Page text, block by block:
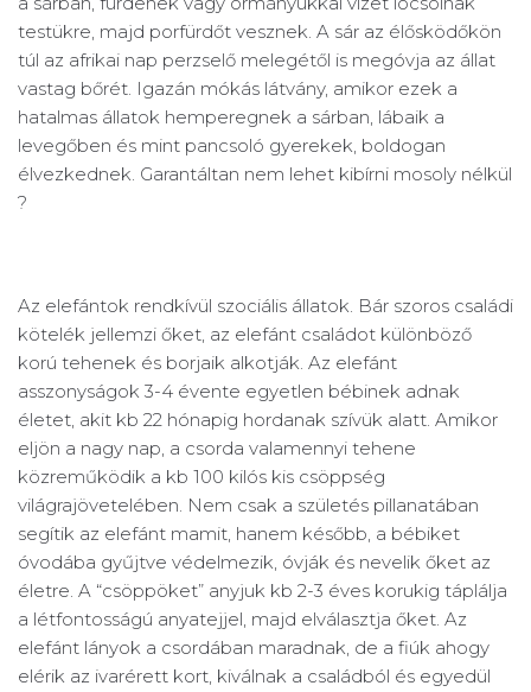
testükre, majd porfürdőt vesznek. A sár az élősködőkön
túl az afrikai nap perzselő melegétől is megóvja az állat
vastag bőrét. Igazán mókás látvány, amikor ezek a
hatalmas állatok hemperegnek a sárban, lábaik a
levegőben és mint pancsoló gyerekek, boldogan
élvezkednek. Garantáltan nem lehet kibírni mosoly nélkül
?
Az elefántok rendkívül szociális állatok. Bár szoros családi
kötelék jellemzi őket, az elefánt családot különböző
korú tehenek és borjaik alkotják. Az elefánt
asszonyságok 3-4 évente egyetlen bébinek adnak
életet, akit kb 22 hónapig hordanak szívük alatt. Amikor
eljön a nagy nap, a csorda valamennyi tehene
közreműködik a kb 100 kilós kis csöppség
világrajövetelében. Nem csak a születés pillanatában
segítik az elefánt mamit, hanem később, a bébiket
óvodába gyűjtve védelmezik, óvják és nevelik őket az
életre. A “csöppöket” anyjuk kb 2-3 éves korukig táplálja
a létfontosságú anyatejjel, majd elválasztja őket. Az
elefánt lányok a csordában maradnak, de a fiúk ahogy
elérik az ivarérett kort, kiválnak a családból és egyedül